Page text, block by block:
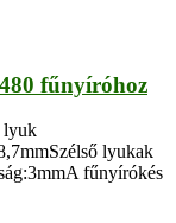
fűnyíróhoz
lyuk
lyukak
fűnyírókés